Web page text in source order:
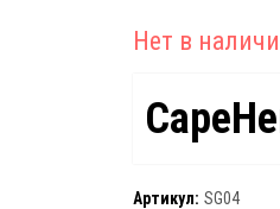
Нет в
Артикул: SG04